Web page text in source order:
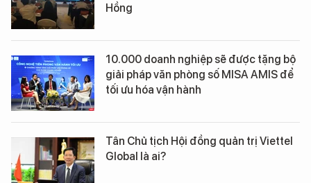
Hồng
10.000 doanh nghiệp sẽ được tặng bộ
giải pháp văn phòng số MISA AMIS để
tối ưu hóa vận hành
Tân Chủ tịch Hội đồng quản trị Viettel
Global là ai?